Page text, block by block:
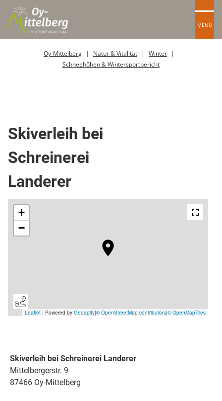
MENÜ
Oy-Mittelberg Natur & Vitalität
Winter
Schneehöhen & Wintersportbericht
Skiverleih bei
Schreinerei
Landerer
Skiverleih bei Schreinerei Landerer
Mittelbergerstr. 9
87466 Oy-Mittelberg